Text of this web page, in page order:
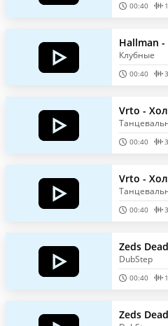
00:40
Hallman
Клубные
00:40
Vrto -
00:40
Vrto -
00:40
Zeds
DubStep
00:40
Zeds